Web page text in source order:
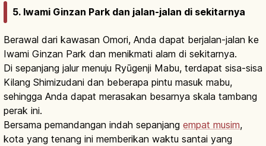
5. Iwami Ginzan Park dan jalan-jalan di sekitarnya
Berawal dari kawasan Omori, Anda dapat berjalan-jalan ke
Iwami Ginzan Park dan menikmati alam di sekitarnya.
Di sepanjang jalur menuju Ryūgenji Mabu, terdapat sisa-sisa
Kilang Shimizudani dan beberapa pintu masuk mabu,
sehingga Anda dapat merasakan besarnya skala tambang
perak ini.
Bersama pemandangan indah sepanjang empat musim,
kota yang tenang ini memberikan waktu santai yang